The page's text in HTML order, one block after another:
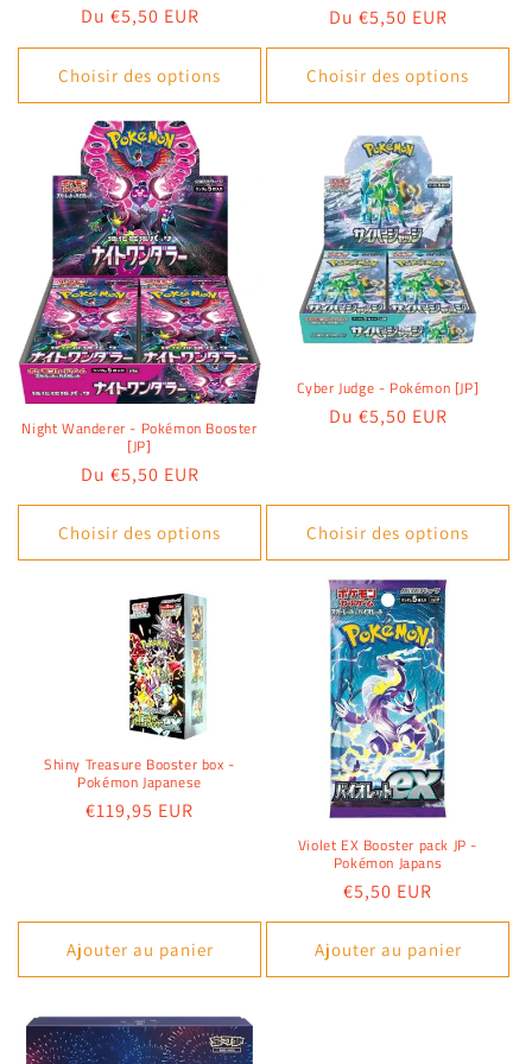
Prix
habituel
Du €5,50 EUR
Choisir des options
Prix
habituel
Du €5,50 EUR
Choisir des options
Night Wanderer - Pokémon Booster
[JP]
Prix
habituel
Du €5,50 EUR
Choisir des options
Cyber Judge - Pokémon [JP]
Prix
Du €5,50 EUR
Choisir des options
Shiny Treasure Booster box -
Pokémon Japanese
Prix
€119,95 EUR
Ajouter au panier
Violet EX Booster pack JP -
Pokémon Japans
Prix
habituel
€5,50 EUR
Ajouter au panier